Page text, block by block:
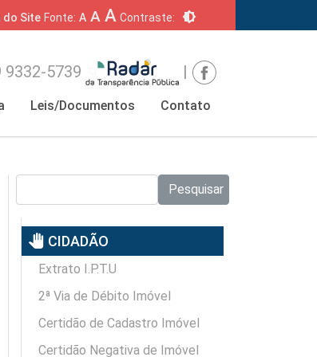
do Site Fonte: A A A Contraste: brightness_6
9332-5739 |
Leis/Documentos Contato
Pesquisar
pan_tool CIDADÃO
Extrato I.P.T.U
2ª Via de Débito Imóvel
Certidão de Cadastro Imóvel
Certidão Negativa de Imóvel